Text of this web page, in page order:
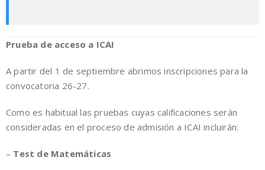
Prueba de acceso a ICAI
A partir del 1 de septiembre abrimos inscripciones para la
convocatoria 26-27.
Como es habitual las pruebas cuyas calificaciones serán
consideradas en el proceso de admisión a ICAI incluirán:
– Test de Matemáticas